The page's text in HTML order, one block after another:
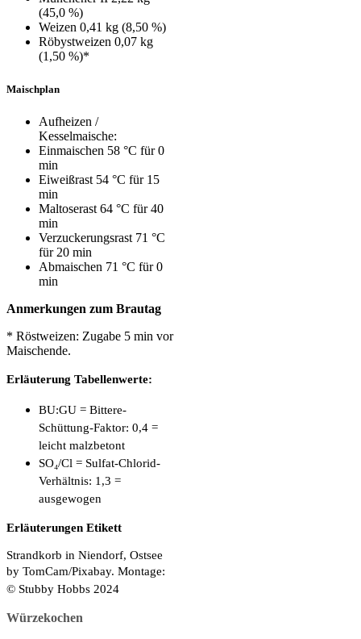
(45,0 %)
Weizen 0,41 kg (8,50 %)
Röbystweizen 0,07 kg
(1,50 %)*
Maischplan
Aufheizen /
Kesselmaische:
Einmaischen 58 °C für 0
min
Eiweißrast 54 °C für 15
min
Maltoserast 64 °C für 40
min
Verzuckerungsrast 71 °C
für 20 min
Abmaischen 71 °C für 0
min
Anmerkungen zum Brautag
* Röstweizen: Zugabe 5 min vor
Maischende.
Erläuterung Tabellenwerte:
BU:GU = Bittere-
Schüttung-Faktor: 0,4 =
leicht malzbetont
SO₄/Cl = Sulfat-Chlorid-
Verhältnis: 1,3 =
ausgewogen
Erläuterungen Etikett
Strandkorb in Niendorf, Ostsee
by TomCam/Pixabay. Montage:
© Stubby Hobbs 2024
Würzekochen